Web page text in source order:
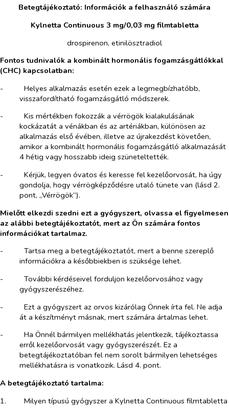
Betegtájékoztató: Információk a felhasználó számára
Kylnetta Continuous 3 mg/0,03 mg filmtabletta
drospirenon, etinilösztradiol
Fontos tudnivalók a kombinált hormonális fogamzásgátlókkal
(CHC) kapcsolatban:
-​
Helyes alkalmazás esetén ezek a legmegbízhatóbb,
visszafordítható fogamzásgátló módszerek.
-​
Kis mértékben fokozzák a vérrögök kialakulásának
kockázatát a vénákban és az artériákban, különösen az
alkalmazás első évében, illetve az újrakezdést követően,
amikor a kombinált hormonális fogamzásgátló alkalmazását
4 hétig vagy hosszabb ideig szüneteltették.
-​
Kérjük, legyen óvatos és keresse fel kezelőorvosát, ha úgy
gondolja, hogy vérrögképződésre utaló tünete van (lásd 2.
pont, „Vérrögök”).
Mielőtt elkezdi szedni ezt a gyógyszert, olvassa el figyelmesen
az alábbi betegtájékoztatót, mert az Ön számára fontos
információkat tartalmaz.
-​
Tartsa meg a betegtájékoztatót, mert a benne szereplő
információkra a későbbiekben is szüksége lehet.
-​
További kérdéseivel forduljon kezelőorvosához vagy
gyógyszerészéhez.
-​
Ezt a gyógyszert az orvos kizárólag Önnek írta fel. Ne adja
át a készítményt másnak, mert számára ártalmas lehet.
-​
Ha Önnél bármilyen mellékhatás jelentkezik, tájékoztassa
erről kezelőorvosát vagy gyógyszerészét. Ez a
betegtájékoztatóban fel nem sorolt bármilyen lehetséges
mellékhatásra is vonatkozik. Lásd 4. pont.
A betegtájékoztató tartalma:
1.​
Milyen típusú gyógyszer a Kylnetta Continuous filmtabletta